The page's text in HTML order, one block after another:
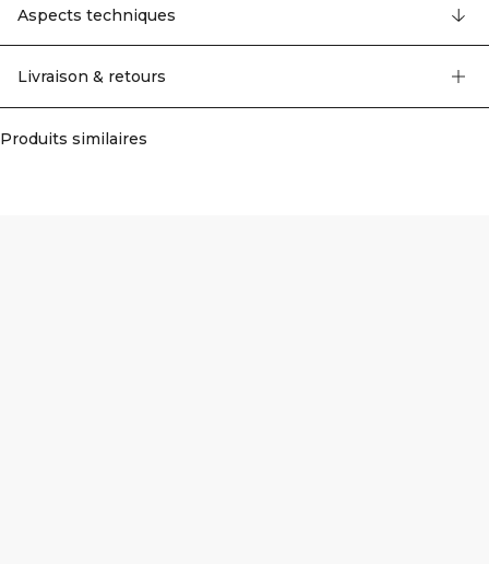
finition nette et sportive, tandis que le zip avant permet d’ajuster la ventilation
et de l’enfiler ou le retirer en toute simplicité. Construction coupé-cousu avec
finitions de qualité pour un essentiel polyvalent que vous porterez jour après
Aspects techniques
Livraison & retours
Produits similaires